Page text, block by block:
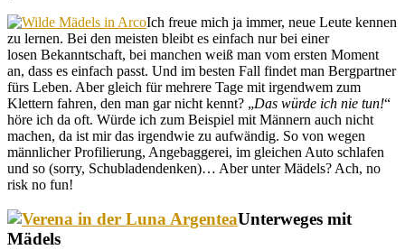
Ich freue mich ja immer, neue Leute kennen
zu lernen. Bei den meisten bleibt es einfach nur bei einer
losen Bekanntschaft, bei manchen weiß man vom ersten Moment
an, dass es einfach passt. Und im besten Fall findet man Bergpartner
fürs Leben. Aber gleich für mehrere Tage mit irgendwem zum
Klettern fahren, den man gar nicht kennt? „Das würde ich nie tun!“
höre ich da oft. Würde ich zum Beispiel mit Männern auch nicht
machen, da ist mir das irgendwie zu aufwändig. So von wegen
männlicher Profilierung, Angebaggerei, im gleichen Auto schlafen
und so (sorry, Schubladendenken)… Aber unter Mädels? Ach, no
risk no fun!
Unterweges mit
Mädels